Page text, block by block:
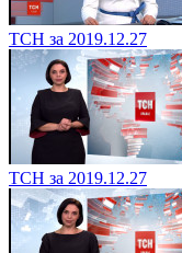
ТСН за 2019.12.27
ТСН за 2019.12.27